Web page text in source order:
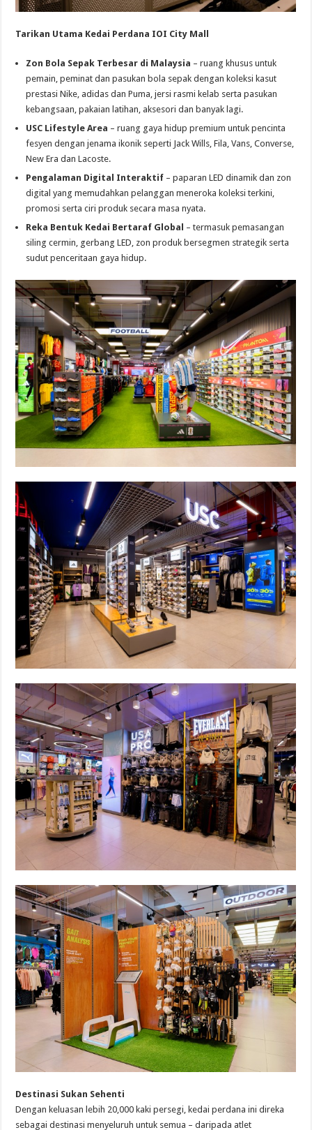
Tarikan Utama Kedai Perdana IOI City Mall
Zon Bola Sepak Terbesar di Malaysia – ruang khusus untuk
pemain, peminat dan pasukan bola sepak dengan koleksi kasut
prestasi Nike, adidas dan Puma, jersi rasmi kelab serta pasukan
kebangsaan, pakaian latihan, aksesori dan banyak lagi.
USC Lifestyle Area – ruang gaya hidup premium untuk pencinta
fesyen dengan jenama ikonik seperti Jack Wills, Fila, Vans, Converse,
New Era dan Lacoste.
Pengalaman Digital Interaktif – paparan LED dinamik dan zon
digital yang memudahkan pelanggan meneroka koleksi terkini,
promosi serta ciri produk secara masa nyata.
Reka Bentuk Kedai Bertaraf Global – termasuk pemasangan
siling cermin, gerbang LED, zon produk bersegmen strategik serta
sudut penceritaan gaya hidup.
Destinasi Sukan Sehenti
Dengan keluasan lebih 20,000 kaki persegi, kedai perdana ini direka
sebagai destinasi menyeluruh untuk semua – daripada atlet